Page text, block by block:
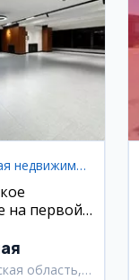
Коммерческая недвижимость
на первой
область,